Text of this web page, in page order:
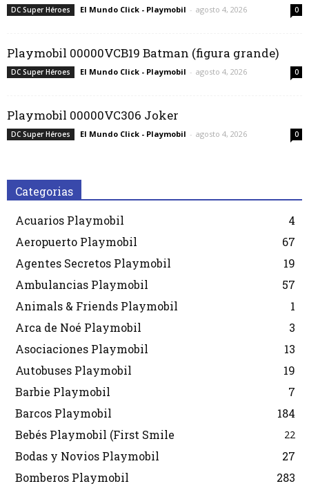
DC Super Héroes El Mundo Click - Playmobil - agosto 4, 2026 0
Playmobil 00000VCB19 Batman (figura grande)
DC Super Héroes El Mundo Click - Playmobil - agosto 4, 2026 0
Playmobil 00000VC306 Joker
DC Super Héroes El Mundo Click - Playmobil - agosto 4, 2026 0
Categorias
Acuarios Playmobil
4
Aeropuerto Playmobil
67
Agentes Secretos Playmobil
19
Ambulancias Playmobil
57
Animals & Friends Playmobil
1
Arca de Noé Playmobil
3
Asociaciones Playmobil
13
Autobuses Playmobil
19
Barbie Playmobil
7
Barcos Playmobil
184
Bebés Playmobil (First Smile
22
Bodas y Novios Playmobil
27
Bomberos Playmobil
283